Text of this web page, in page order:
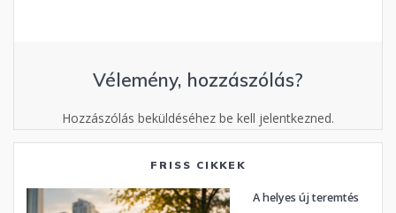
Vélemény, hozzászólás?
Hozzászólás beküldéséhez be kell jelentkezned.
FRISS CIKKEK
A helyes új teremtés